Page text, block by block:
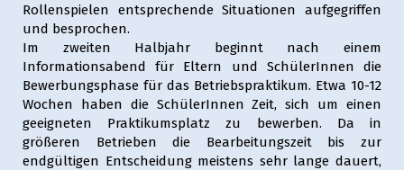
Rollenspielen entsprechende Situationen aufgegriffen
und besprochen.
Im zweiten Halbjahr beginnt nach einem
Informationsabend für Eltern und SchülerInnen die
Bewerbungsphase für das Betriebspraktikum. Etwa 10-12
Wochen haben die SchülerInnen Zeit, sich um einen
geeigneten Praktikumsplatz zu bewerben. Da in
größeren Betrieben die Bearbeitungszeit bis zur
endgültigen Entscheidung meistens sehr lange dauert,